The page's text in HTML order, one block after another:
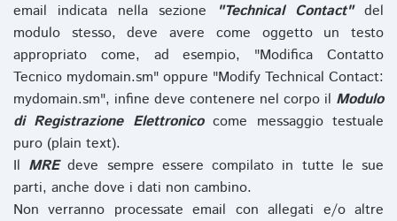
email indicata nella sezione
"Technical Contact"del
modulo stesso, deve avere come oggetto un testo
appropriato come, ad esempio, "Modifica Contatto
Tecnico mydomain.sm" oppure "Modify Technical Contact:
mydomain.sm", infine deve contenere nel corpo il Modulo
di Registrazione Elettronicocome messaggio testuale
puro (plain text).
Il MREdeve sempre essere compilato in tutte le sue
parti, anche dove i dati non cambino.
Non verranno processate email con allegati e/o altre